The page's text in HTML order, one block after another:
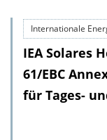
Internationale
IEA Solares
61/EBC
für Tages-